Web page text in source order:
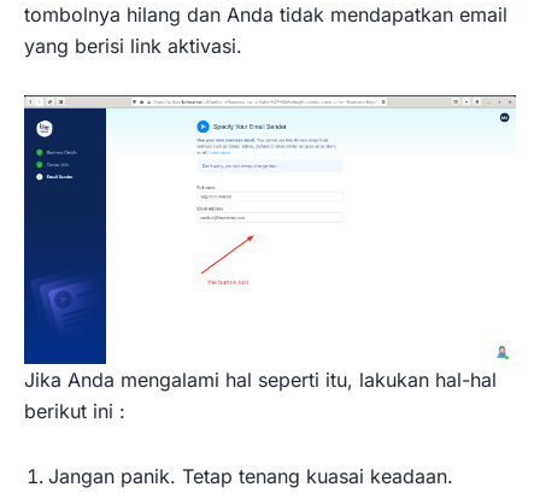
tombolnya hilang dan Anda tidak mendapatkan email
yang berisi link aktivasi.
Jika Anda mengalami hal seperti itu, lakukan hal-hal
berikut ini :
Jangan panik. Tetap tenang kuasai keadaan.